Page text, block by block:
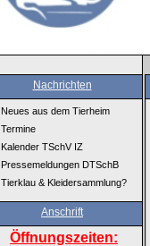
Nachrichten
Neues aus dem Tierheim
Termine
Kalender TSchV IZ
Pressemeldungen DTSchB
Tierklau & Kleidersammlung?
Anschrift
Öffnungszeiten: